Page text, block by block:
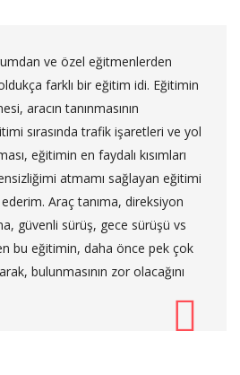
ve özel eğitmenlerden
farklı bir eğitim idi. Eğitimin
aracın tanınmasının
sırasında trafik işaretleri ve yol
eğitimin en faydalı kısımları
atmamı sağlayan eğitimi
Araç tanıma, direksiyon
güvenli sürüş, gece sürüşü vs
bu eğitimin, daha önce pek çok
bulunmasının zor olacağını